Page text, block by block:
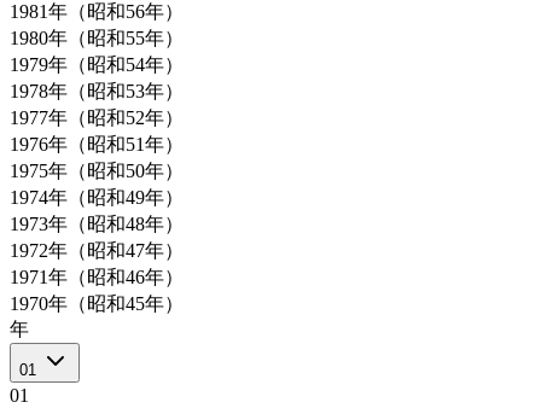
1981年（昭和56年）
1980年（昭和55年）
1979年（昭和54年）
1978年（昭和53年）
1977年（昭和52年）
1976年（昭和51年）
1975年（昭和50年）
1974年（昭和49年）
1973年（昭和48年）
1972年（昭和47年）
1971年（昭和46年）
1970年（昭和45年）
年
01
01